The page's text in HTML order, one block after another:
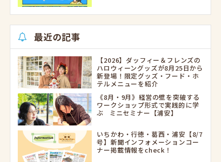
最近の記事
【2026】ダッフィー＆フレンズの
ハロウィーングッズが8月25日から
新登場！限定グッズ・フード・ホ
テルメニューを紹介
《8月・9月》経営の壁を突破する
ワークショップ形式で実践的に学
ぶ ミニセミナー【浦安】
いちかわ・行徳・葛西・浦安【8/7
号】新聞インフォメーションコー
ナー掲載情報をcheck！